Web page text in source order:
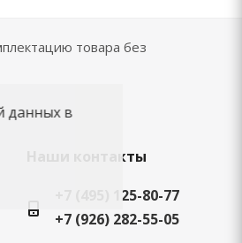
товара без
Наши контакты
+7 (495) 125-80-77
+7 (926) 282-55-05
данных в